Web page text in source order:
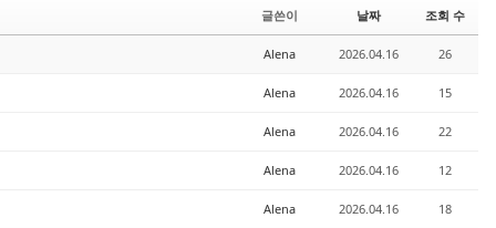
글쓴이 날짜 조회 수
Alena 2026.04.16 26
Alena 2026.04.16 15
Alena 2026.04.16 22
Alena 2026.04.16 12
Alena 2026.04.16 18